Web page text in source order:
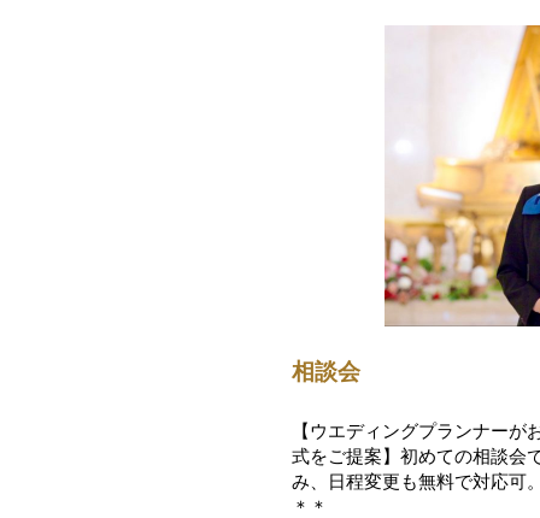
相談会
【ウエディングプランナー
式をご提案】初めての相談会
み、日程変更も無料で対応可
＊＊